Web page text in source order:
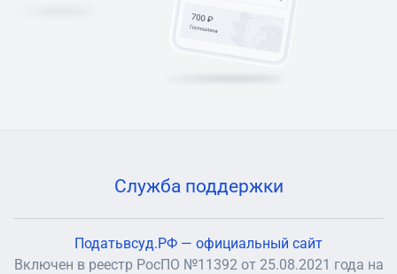
Служба поддержки
Податьвсуд.РФ — официальный сайт
Включен в реестр РосПО №11392 от 25.08.2021 года на